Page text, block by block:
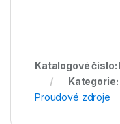
Katalogové číslo:
Kategorie:
Proudové zdroje